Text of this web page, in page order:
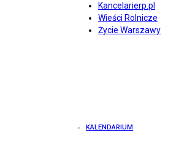
Kancelarierp.pl
Wieści Rolnicze
Życie Warszawy
KALENDARIUM